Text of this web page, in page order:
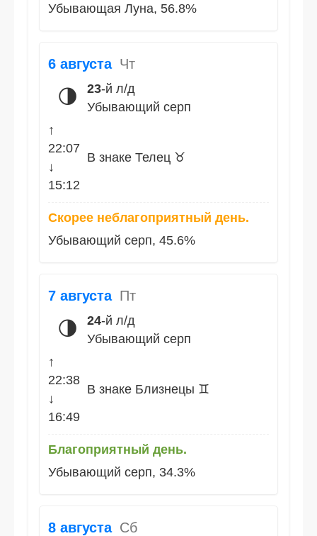
Убывающая Луна, 56.8%
6 августа Чт
🌗 23-й л/д
Убывающий серп
↑
22:07
↓
15:12
В знаке Телец ♉
Скорее неблагоприятный день.
Убывающий серп, 45.6%
7 августа Пт
🌗 24-й л/д
Убывающий серп
↑
22:38
↓
16:49
В знаке Близнецы ♊
Благоприятный день.
Убывающий серп, 34.3%
8 августа Сб